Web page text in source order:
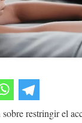
restringir el